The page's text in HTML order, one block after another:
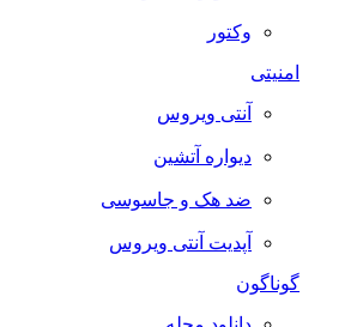
وکتور
امنیتی
آنتی ویروس
دیواره آتشین
ضد هک و جاسوسی
آپدیت آنتی ویروس
گوناگون